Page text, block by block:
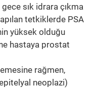
sık idrara çıkma
tetkiklerde PSA
yüksek olduğu
hastaya prostat
rağmen,
neoplazi)